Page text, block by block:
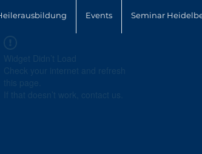
Events Seminar